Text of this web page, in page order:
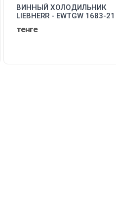
ВИННЫЙ ХОЛОДИЛЬНИК
LIEBHERR - EWTGW 1683-21
тенге